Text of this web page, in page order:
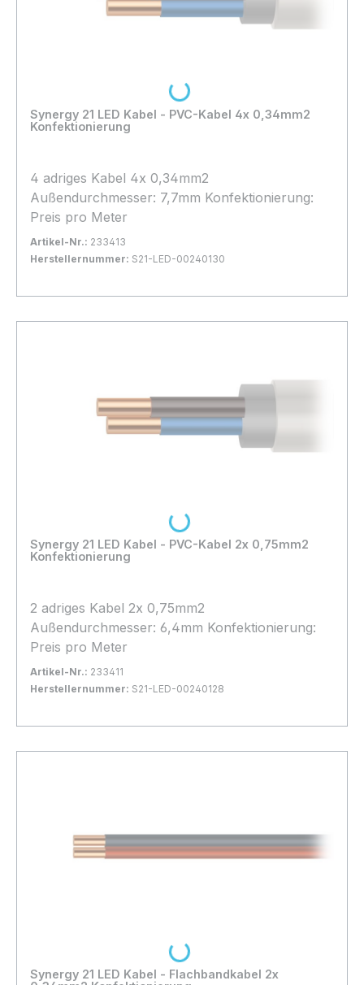
Synergy 21 LED Kabel - PVC-Kabel 4x 0,34mm2
Konfektionierung
4 adriges Kabel 4x 0,34mm2
Außendurchmesser: 7,7mm Konfektionierung:
Preis pro Meter
Artikel-Nr.: 233413
Herstellernummer: S21-LED-00240130
In den Warenkorb
Loading...
Synergy 21 LED Kabel - PVC-Kabel 2x 0,75mm2
Konfektionierung
2 adriges Kabel 2x 0,75mm2
Außendurchmesser: 6,4mm Konfektionierung:
Preis pro Meter
Artikel-Nr.: 233411
Herstellernummer: S21-LED-00240128
In den Warenkorb
Loading...
Synergy 21 LED Kabel - Flachbandkabel 2x
Loading...